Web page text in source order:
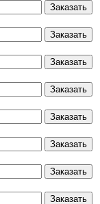
Заказать
Заказать
Заказать
Заказать
Заказать
Заказать
Заказать
Заказать